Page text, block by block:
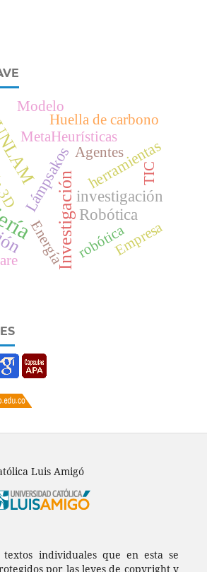
Investigación Robótica
investigación
herramientas
Lámpsakos
MetaHeurísticas
Huella de carbono
Agentes
robótica
TIC
Empresa
Energía
Modelo
Luis Amigó
individuales que en esta se
por las leyes de copyright y